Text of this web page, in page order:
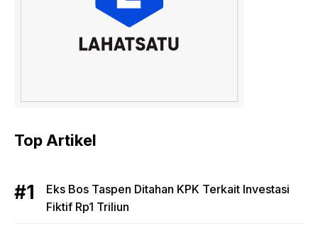
Top Artikel
Eks Bos Taspen Ditahan KPK Terkait Investasi
Fiktif Rp1 Triliun